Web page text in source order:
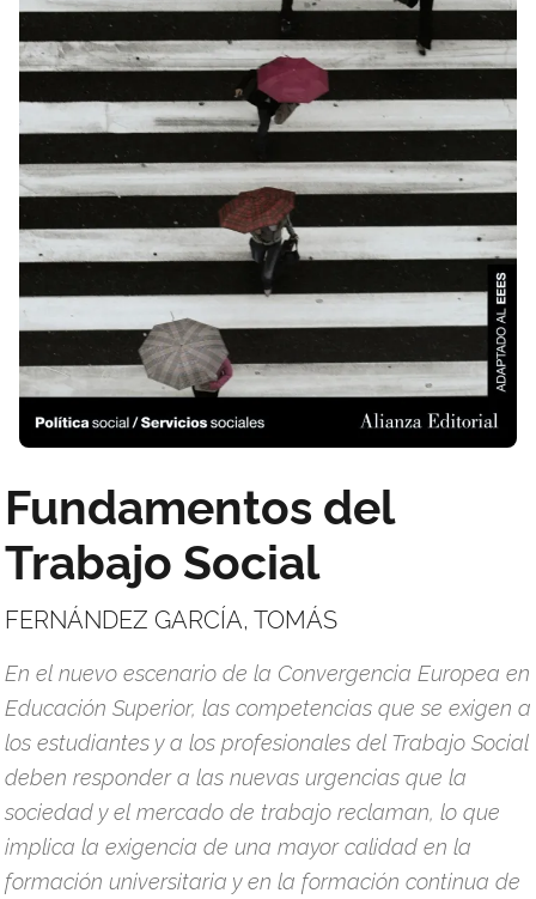
Fundamentos del
Trabajo Social
FERNÁNDEZ GARCÍA, TOMÁS
En el nuevo escenario de la Convergencia Europea en
Educación Superior, las competencias que se exigen a
los estudiantes y a los profesionales del Trabajo Social
deben responder a las nuevas urgencias que la
sociedad y el mercado de trabajo reclaman, lo que
implica la exigencia de una mayor calidad en la
formación universitaria y en la formación continua de